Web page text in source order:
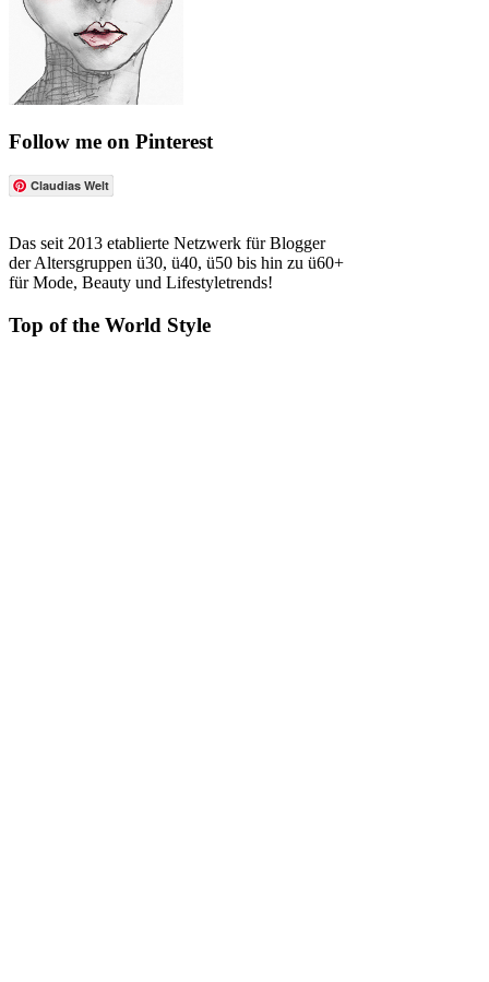
Follow me on Pinterest
Claudias Welt
Das seit 2013 etablierte Netzwerk für Blogger
der Altersgruppen ü30, ü40, ü50 bis hin zu ü60+
für Mode, Beauty und Lifestyletrends!
Top of the World Style